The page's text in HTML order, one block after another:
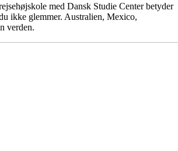
med Dansk Studie Center betyder
ikke glemmer. Australien, Mexico,
verden.